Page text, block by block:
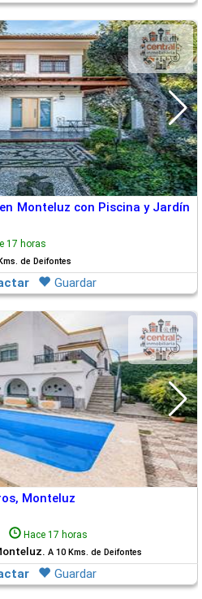
Monteluz con Piscina y Jardín
17 horas
de Deifontes
Guardar
Monteluz
Hace 17 horas
A 10 Kms. de Deifontes
Guardar